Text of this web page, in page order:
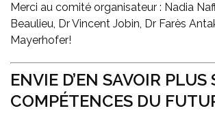
Merci au comité organisateur : Nadia
Beaulieu, Dr Vincent Jobin, Dr Farès
Mayerhofer!
ENVIE D’EN SAVOIR PLUS
COMPÉTENCES DU